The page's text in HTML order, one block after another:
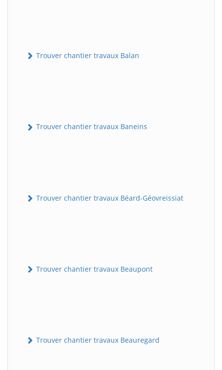
Trouver chantier travaux Balan
Trouver chantier travaux Baneins
Trouver chantier travaux Béard-Géovreissiat
Trouver chantier travaux Beaupont
Trouver chantier travaux Beauregard